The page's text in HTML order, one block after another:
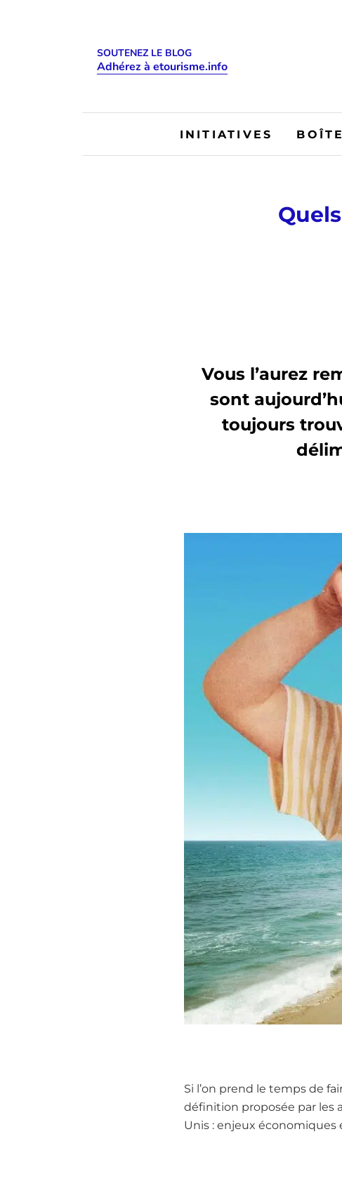
SOUTENEZ LE BLOG
Adhérez à etourisme.info
INITIATIVES
Vous l’aurez
sont
toujours
Si l’on prend le temps de
définition proposée par les
Unis : enjeux économiques